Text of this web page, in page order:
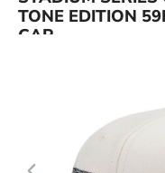
TONE EDITION
CAP